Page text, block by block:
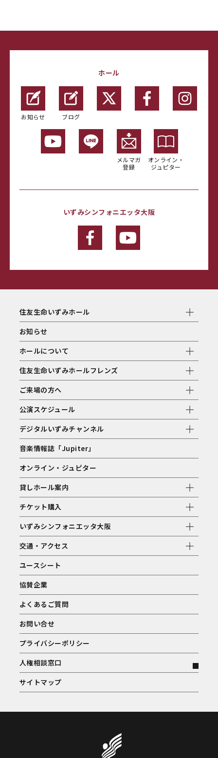
ホール
お知らせ ブログ
メルマガ
登録
オンライン・
ジュピター
いずみシンフォニエッタ大阪
住友生命いずみホール
お知らせ
ホールについて
住友生命いずみホールフレンズ
ご来場の方へ
公演スケジュール
デジタルいずみチャンネル
音楽情報誌「Jupiter」
オンライン・ジュピター
貸しホール案内
チケット購入
いずみシンフォニエッタ大阪
交通・アクセス
ユースシート
協賛企業
よくあるご質問
お問い合せ
プライバシーポリシー
人権相談窓口
サイトマップ